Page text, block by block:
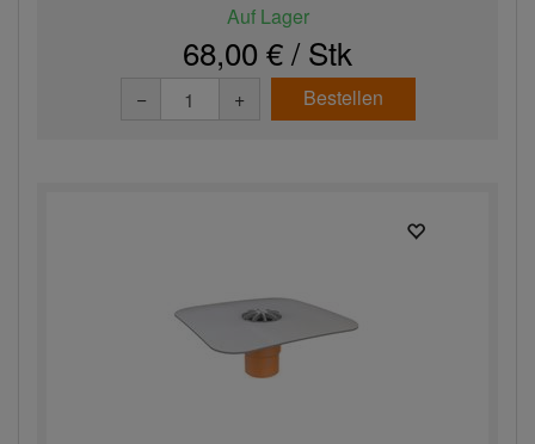
Auf Lager
68,00 € / Stk
− + Bestellen